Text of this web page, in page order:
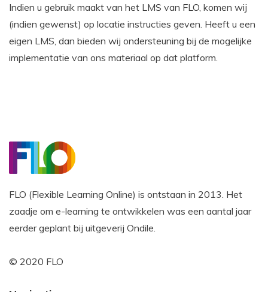
Indien u gebruik maakt van het LMS van FLO, komen wij
(indien gewenst) op locatie instructies geven. Heeft u een
eigen LMS, dan bieden wij ondersteuning bij de mogelijke
implementatie van ons materiaal op dat platform.
FLO (Flexible Learning Online) is ontstaan in 2013. Het
zaadje om e-learning te ontwikkelen was een aantal jaar
eerder geplant bij uitgeverij Ondile.
© 2020 FLO